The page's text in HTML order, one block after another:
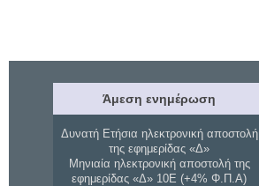
Άμεση ενημέρωση
Δυνατή Ετήσια ηλεκτρονική αποστολή
της εφημερίδας «Δ»
Μηνιαία ηλεκτρονική αποστολή της
εφημερίδας «Δ» 10Ε (+4% Φ.Π.Α)